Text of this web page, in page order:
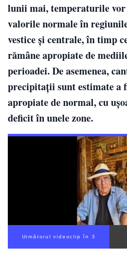
lunii mai, temperaturile vor
valorile normale în
vestice și centrale, în timp
rămâne apropiate de
perioadei. De asemenea,
precipitații sunt estimate a
apropiate de normal, cu
deficit în unele zone.
Următorul videoclip în 2